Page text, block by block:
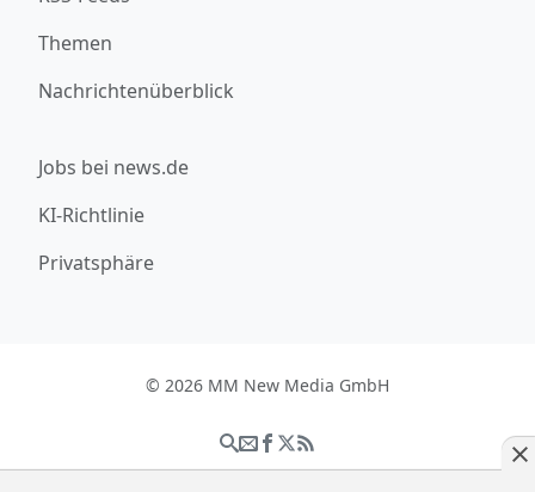
Themen
Nachrichtenüberblick
Jobs bei news.de
KI-Richtlinie
Privatsphäre
© 2026 MM New Media GmbH